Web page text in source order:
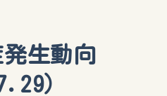
生動向
）